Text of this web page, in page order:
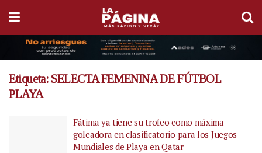
Etiqueta: SELECTA FEMENINA DE FÚTBOL
PLAYA
Fátima ya tiene su trofeo como máxima
goleadora en clasificatorio para los Juegos
Mundiales de Playa en Qatar